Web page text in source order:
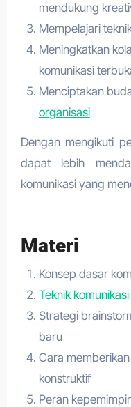
mendukung
Mempelajari
Meningkatkan
komunikasi
Menciptakan
organisasi
Dengan mengikuti
dapat lebih
komunikasi yang
Materi
Konsep dasar
Teknik komunikasi
Strategi
baru
Cara
konstruktif
Peran